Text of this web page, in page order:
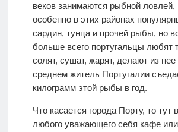
веков занимаются рыбной ловлей,
особенно в этих районах
сардин, тунца и прочей рыбы, но
больше всего португальцы любят
солят, сушат, жарят, делают из
среднем житель Португалии
килограмм этой рыбы в год.
Что касается города Порту, то тут
любого уважающего себя кафе